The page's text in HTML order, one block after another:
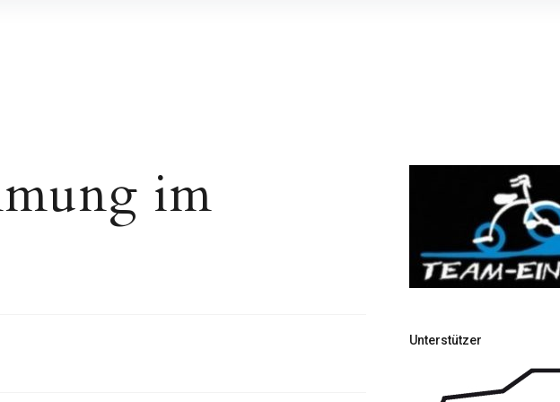
im
Unterstützer